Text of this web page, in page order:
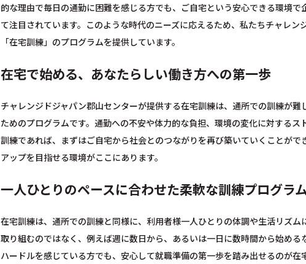
的な理由で毎日の通勤に困難を感じる方でも、ご自宅という安心できる環境
て注目されています。このような時代のニーズに応えるため、私たちチャレ
「在宅訓練」のプログラムを提供しています。
在宅で始める、あなたらしい働き方への第一歩
チャレンジドジャパン郡山センターが提供する在宅訓練は、通所での訓練が
ためのプログラムです。通勤への不安や体力的な負担、環境の変化に対する
訓練であれば、まずはご自宅から社会とのつながりを再び築いていくことが
アップを目指せる環境がここにあります。
一人ひとりのペースに合わせた柔軟な訓練プログラ
在宅訓練は、通所での訓練と同様に、利用者様一人ひとりの体調や生活リズ
取り組むのではなく、例えば週に数日から、あるいは一日に数時間から始め
ハードルを感じている方でも、安心して就職準備の第一歩を踏み出せるのが